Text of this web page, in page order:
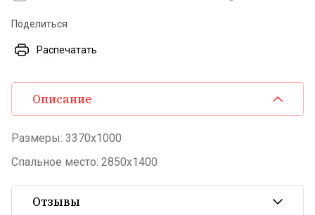
Поделиться
Распечатать
Описание
Размеры: 3370х1000
Спальное место: 2850х1400
Отзывы